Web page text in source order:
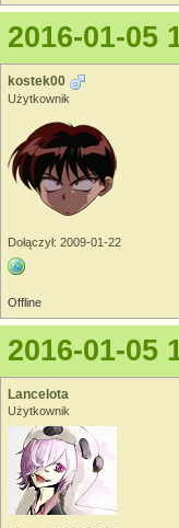
2016-01-05
kostek00
Użytkownik
Dołączył: 2009-01-22
Offline
2016-01-05
Lancelota
Użytkownik